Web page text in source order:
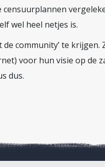
censuurplannen
wel heel netjes is.
community’ te krijgen.
voor hun visie op de
dus.